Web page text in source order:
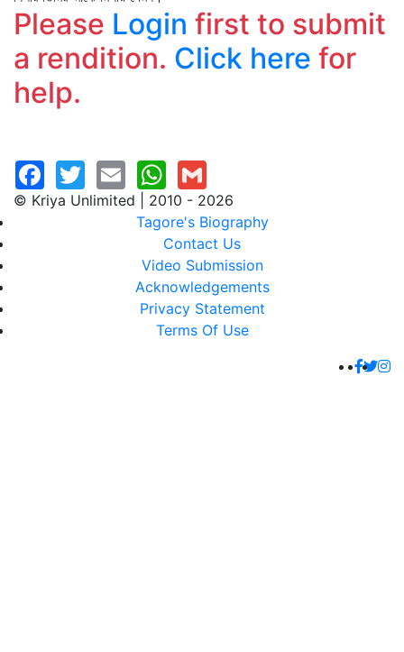
Please Login first to submit
a rendition. Click here for
help.
© Kriya Unlimited | 2010 - 2026
Tagore's Biography
Contact Us
Video Submission
Acknowledgements
Privacy Statement
Terms Of Use